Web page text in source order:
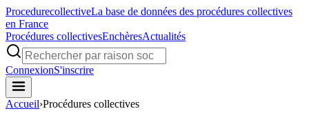
ProcedurecollectiveLa base de données des procédures collectives
en France
Procédures collectivesEnchèresActualités
ConnexionS'inscrire
Accueil›Procédures collectives